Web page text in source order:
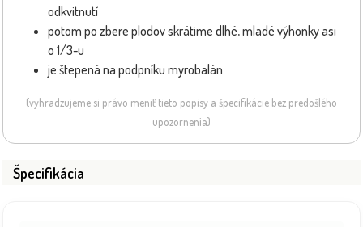
odkvitnutí
potom po zbere plodov skrátime dlhé, mladé výhonky asi
o 1/3-u
je štepená na podpníku myrobalán
(vyhradzujeme si právo meniť tieto popisy a špecifikácie bez predošlého
upozornenia)
Špecifikácia